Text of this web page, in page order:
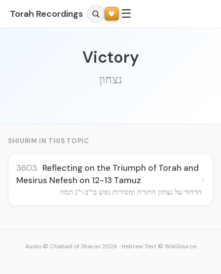
Torah Recordings ☰
Victory
נצחון
SHIURIM IN THIS TOPIC
3603. Reflecting on the Triumph of Torah and
Mesirus Nefesh on 12-13 Tamuz
הרהור על נצחון התורה ומסירות נפש בי"ב-י"ג תמוז
›
Audio © Chabad of Sharon 2026 · Hebrew Text © WikiSource